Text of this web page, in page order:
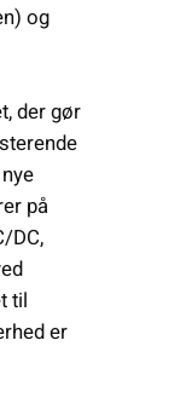
og
der gør
på
DC,
til
er